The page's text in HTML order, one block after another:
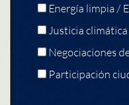
Energía limpia /
Justicia climática
Negociaciones
Participación